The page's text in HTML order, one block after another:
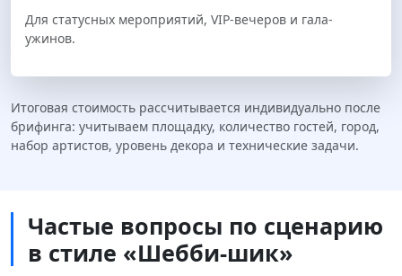
Для статусных мероприятий, VIP-вечеров и гала-
ужинов.
Итоговая стоимость рассчитывается индивидуально после
брифинга: учитываем площадку, количество гостей, город,
набор артистов, уровень декора и технические задачи.
Частые вопросы по сценарию
в стиле «Шебби-шик»